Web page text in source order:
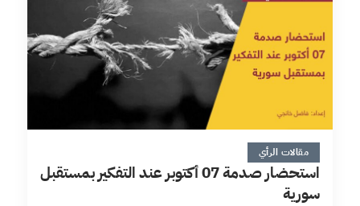
6 دقائق
مقالات الرأي
استحضار صدمة 07 أكتوبر عند التفكير بمستقبل
سورية